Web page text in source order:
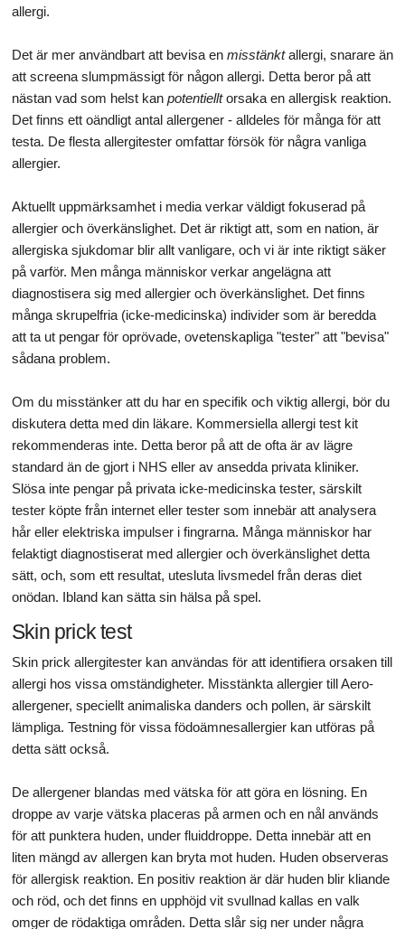
allergi.
Det är mer användbart att bevisa en misstänktallergi, snarare än
att screena slumpmässigt för någon allergi. Detta beror på att
nästan vad som helst kan potentielltorsaka en allergisk reaktion.
Det finns ett oändligt antal allergener - alldeles för många för att
testa. De flesta allergitester omfattar försök för några vanliga
allergier.
Aktuellt uppmärksamhet i media verkar väldigt fokuserad på
allergier och överkänslighet. Det är riktigt att, som en nation, är
allergiska sjukdomar blir allt vanligare, och vi är inte riktigt säker
på varför. Men många människor verkar angelägna att
diagnostisera sig med allergier och överkänslighet. Det finns
många skrupelfria (icke-medicinska) individer som är beredda
att ta ut pengar för oprövade, ovetenskapliga "tester" att "bevisa"
sådana problem.
Om du misstänker att du har en specifik och viktig allergi, bör du
diskutera detta med din läkare. Kommersiella allergi test kit
rekommenderas inte. Detta beror på att de ofta är av lägre
standard än de gjort i NHS eller av ansedda privata kliniker.
Slösa inte pengar på privata icke-medicinska tester, särskilt
tester köpte från internet eller tester som innebär att analysera
hår eller elektriska impulser i fingrarna. Många människor har
felaktigt diagnostiserat med allergier och överkänslighet detta
sätt, och, som ett resultat, utesluta livsmedel från deras diet
onödan. Ibland kan sätta sin hälsa på spel.
Skin prick test
Skin prick allergitester kan användas för att identifiera orsaken till
allergi hos vissa omständigheter. Misstänkta allergier till Aero-
allergener, speciellt animaliska danders och pollen, är särskilt
lämpliga. Testning för vissa födoämnesallergier kan utföras på
detta sätt också.
De allergener blandas med vätska för att göra en lösning. En
droppe av varje vätska placeras på armen och en nål används
för att punktera huden, under fluiddroppe. Detta innebär att en
liten mängd av allergen kan bryta mot huden. Huden observeras
för allergisk reaktion. En positiv reaktion är där huden blir kliande
och röd, och det finns en upphöjd vit svullnad kallas en valk
omger de rödaktiga områden. Detta slår sig ner under några